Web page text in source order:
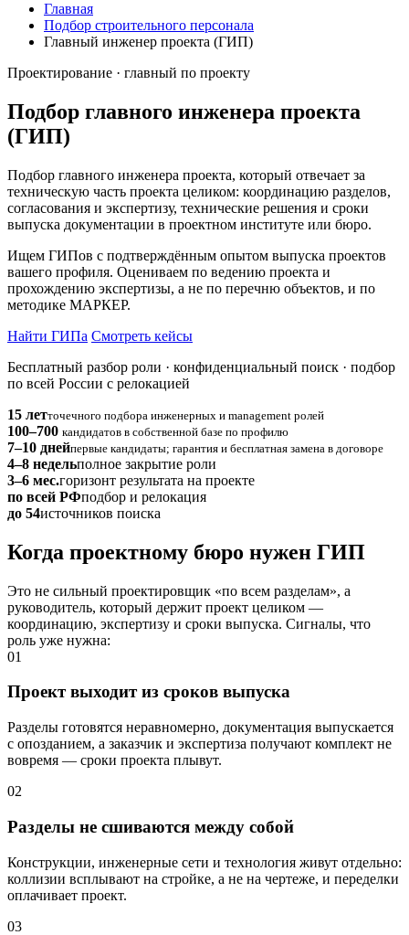
Главная
Подбор строительного персонала
Главный инженер проекта (ГИП)
Проектирование · главный по проекту
Подбор главного инженера проекта
(ГИП)
Подбор главного инженера проекта, который отвечает за
техническую часть проекта целиком: координацию разделов,
согласования и экспертизу, технические решения и сроки
выпуска документации в проектном институте или бюро.
Ищем ГИПов с подтверждённым опытом выпуска проектов
вашего профиля. Оцениваем по ведению проекта и
прохождению экспертизы, а не по перечню объектов, и по
методике МАРКЕР.
Найти ГИПа Смотреть кейсы
Бесплатный разбор роли · конфиденциальный поиск · подбор
по всей России с релокацией
15 летточечного подбора инженерных и management ролей
100–700 кандидатов в собственной базе по профилю
7–10 днейпервые кандидаты; гарантия и бесплатная замена в договоре
4–8 недельполное закрытие роли
3–6 мес.горизонт результата на проекте
по всей РФподбор и релокация
до 54источников поиска
Когда проектному бюро нужен ГИП
Это не сильный проектировщик «по всем разделам», а
руководитель, который держит проект целиком —
координацию, экспертизу и сроки выпуска. Сигналы, что
роль уже нужна:
01
Проект выходит из сроков выпуска
Разделы готовятся неравномерно, документация выпускается
с опозданием, а заказчик и экспертиза получают комплект не
вовремя — сроки проекта плывут.
02
Разделы не сшиваются между собой
Конструкции, инженерные сети и технология живут отдельно:
коллизии всплывают на стройке, а не на чертеже, и переделки
оплачивает проект.
03